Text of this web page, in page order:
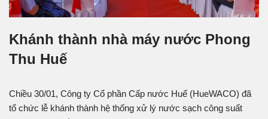
Khánh thành nhà máy nước Phong
Thu Huế
Chiều 30/01, Công ty Cổ phần Cấp nước Huế (HueWACO) đã
tổ chức lễ khánh thành hệ thống xử lý nước sạch công suất